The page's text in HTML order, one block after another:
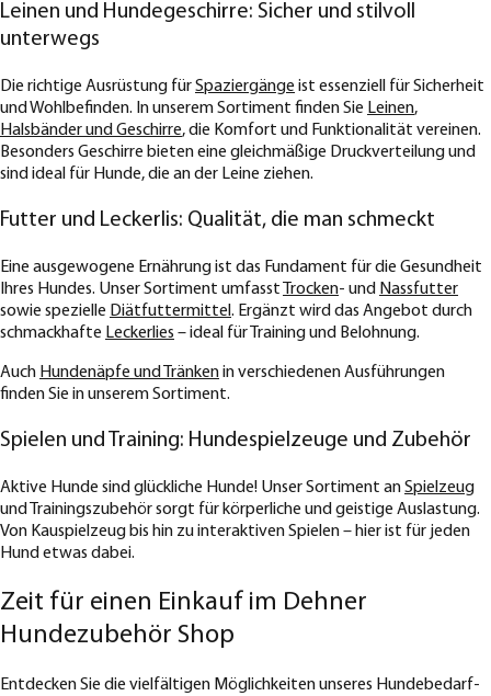
Leinen und Hundegeschirre: Sicher und stilvoll
unterwegs
Die richtige Ausrüstung fürSpaziergänge ist essenziell für Sicherheit
und Wohlbefinden. In unserem Sortiment finden Sie Leinen,
Halsbänder und Geschirre, die Komfort und Funktionalität vereinen.
Besonders Geschirre bieten eine gleichmäßige Druckverteilung und
sind ideal für Hunde, die an der Leine ziehen.
Futter und Leckerlis: Qualität, die man schmeckt
Eine ausgewogene Ernährung ist das Fundament für die Gesundheit
Ihres Hundes. Unser Sortiment umfasst
Trocken- und Nassfutter
sowie spezielle Diätfuttermittel . Ergänzt wird das Angebot durch
schmackhafte Leckerlies – ideal für Training und Belohnung.
Auch Hundenäpfe und Tränkenin verschiedenen Ausführungen
finden Sie in unserem Sortiment.
Spielen und Training: Hundespielzeuge und Zubehör
Aktive Hunde sind glückliche Hunde! Unser Sortiment anSpielzeug
und Trainingszubehör sorgt für körperliche und geistige Auslastung.
Von Kauspielzeug bis hin zu interaktiven Spielen – hier ist für jeden
Hund etwas dabei.
Zeit für einen Einkauf im Dehner
Hundezubehör Shop
Entdecken Sie die vielfältigen Möglichkeiten unseres Hundebedarf-